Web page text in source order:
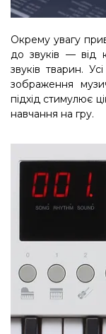
Окрему увагу
до звуків — від
звуків тварин.
зображення
підхід стимулює
навчання на гру.